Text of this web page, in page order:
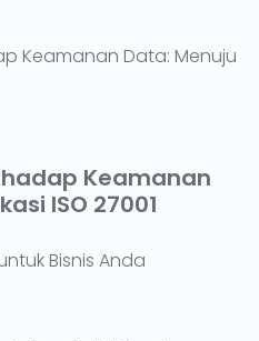
Keamanan
ISO 27001